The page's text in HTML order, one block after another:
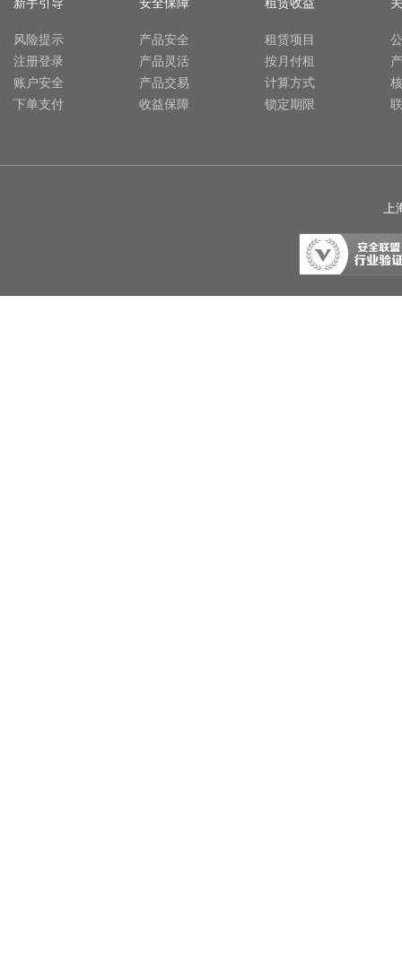
风险提示
注册登录
账户安全
下单支付
产品安全
产品灵活
产品交易
收益保障
租赁项目
按月付租
计算方式
锁定期限